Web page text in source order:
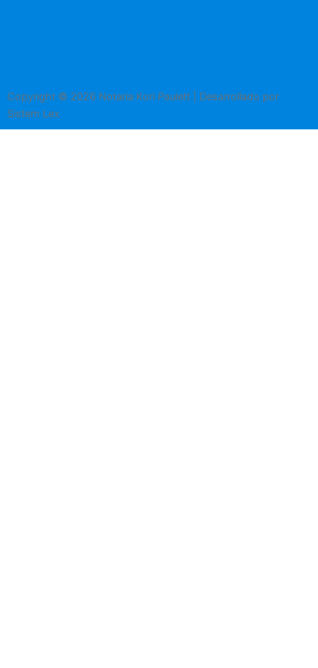
Copyright © 2026 Notaria Kori Paulett | Desarrollado por
Sistem Lex